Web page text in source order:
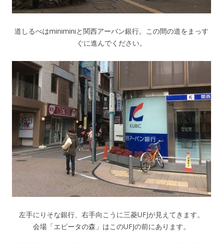
道しるべはminiminiと関西アーバン銀行。この間の道をまっす
ぐに進んでください。
左手にりそな銀行、右手向こうに三菱UFJが見えてきます。
会場「エビータの森」はこのUFJの前にあります。